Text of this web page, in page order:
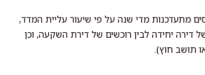
מתעדכנות מדי שנה על פי שיעור עליית המדד,
דירה יחידה לבין רוכשים של דירת השקעה, וכן
תושב חוץ).